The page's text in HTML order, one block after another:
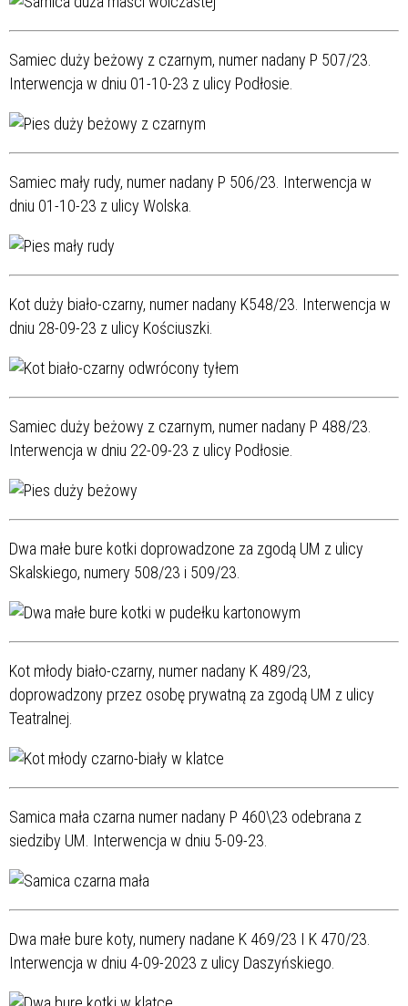
Samiec duży beżowy z czarnym, numer nadany P 507/23.
Interwencja w dniu 01-10-23 z ulicy Podłosie.
Samiec mały rudy, numer nadany P 506/23. Interwencja w
dniu 01-10-23 z ulicy Wolska.
Kot duży biało-czarny, numer nadany K548/23. Interwencja w
dniu 28-09-23 z ulicy Kościuszki.
Samiec duży beżowy z czarnym, numer nadany P 488/23.
Interwencja w dniu 22-09-23 z ulicy Podłosie.
Dwa małe bure kotki doprowadzone za zgodą UM z ulicy
Skalskiego, numery 508/23 i 509/23.
Kot młody biało-czarny, numer nadany K 489/23,
doprowadzony przez osobę prywatną za zgodą UM z ulicy
Teatralnej.
Samica mała czarna numer nadany P 460\23 odebrana z
siedziby UM. Interwencja w dniu 5-09-23.
Dwa małe bure koty, numery nadane K 469/23 I K 470/23.
Interwencja w dniu 4-09-2023 z ulicy Daszyńskiego.